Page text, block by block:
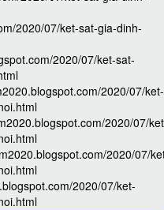
2020/07/ket-sat-gia-dinh-
2020/07/ket-sat-
2020/07/ket-
2020/07/
2020/07/
2020/07/ket-